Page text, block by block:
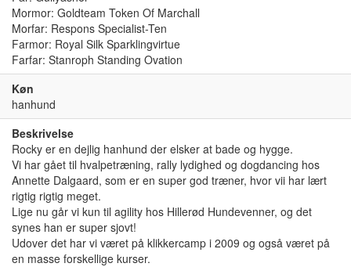
Mormor: Goldteam Token Of Marchall
Morfar: Respons Specialist-Ten
Farmor: Royal Silk Sparklingvirtue
Farfar: Stanroph Standing Ovation
Køn
hanhund
Beskrivelse
Rocky er en dejlig hanhund der elsker at bade og hygge.
Vi har gået til hvalpetræning, rally lydighed og dogdancing hos
Annette Dalgaard, som er en super god træner, hvor vii har lært
rigtig rigtig meget.
Lige nu går vi kun til agility hos Hillerød Hundevenner, og det
synes han er super sjovt!
Udover det har vi været på klikkercamp i 2009 og også været på
en masse forskellige kurser.